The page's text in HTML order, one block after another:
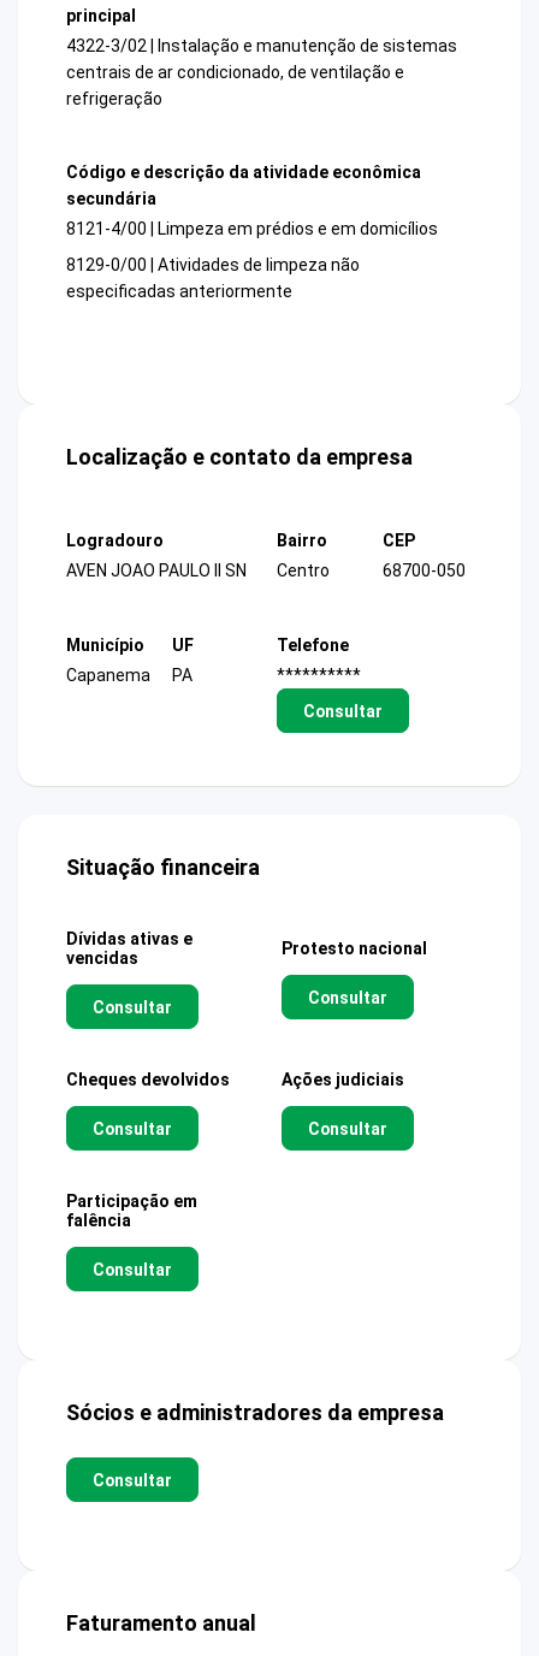
principal
4322-3/02 | Instalação e manutenção de sistemas
centrais de ar condicionado, de ventilação e
refrigeração
Código e descrição da atividade econômica
secundária
8121-4/00 | Limpeza em prédios e em domicílios
8129-0/00 | Atividades de limpeza não
especificadas anteriormente
Localização e contato da empresa
Logradouro
AVEN JOAO PAULO II SN
Bairro
Centro
CEP
68700-050
Município
Capanema
UF
PA
Telefone
**********
Consultar
Situação financeira
Dívidas ativas e
vencidas
Consultar
Protesto nacional
Consultar
Cheques devolvidos
Consultar
Ações judiciais
Consultar
Participação em
falência
Consultar
Sócios e administradores da empresa
Consultar
Faturamento anual